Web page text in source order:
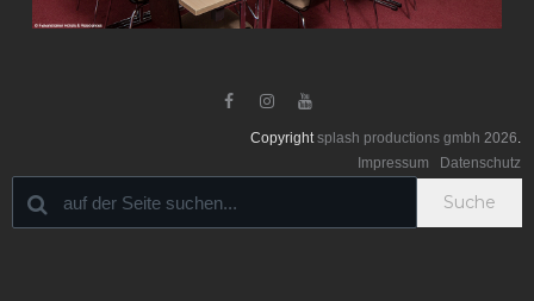
  
Copyrightsplash productions gmbh 2026.
Impressum
Datenschutz
Suche